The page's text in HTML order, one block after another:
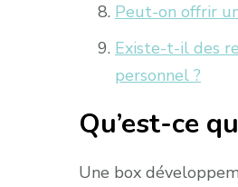
Peut-on offrir
Existe-t-il des
personnel ?
Qu’est-ce
Une box